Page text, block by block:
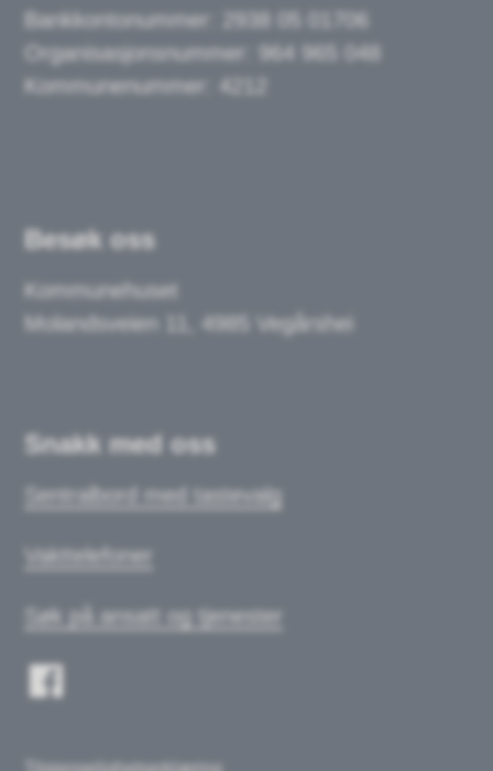
Bankkontonummer:
2938 05 01706
Organisasjonsnummer: 964 965 048
Kommunenummer: 4212
Besøk oss
Kommunehuset
Molandsveien 11, 4985 Vegårshei
Snakk med oss
Sentralbord med tastevalg
Vakttelefoner
Søk på ansatt og tjenester